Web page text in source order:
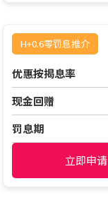
H+0.6零罚息推介
优惠按揭息率
现金回赠
罚息期
立即申请